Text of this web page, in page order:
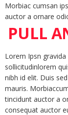
Morbiac cumsan
auctor a ornare
PULL
Lorem Ipsn
sollicitudinlorem
nibh id elit. Duis
mauris.
tincidunt auctor a
consequat auctor